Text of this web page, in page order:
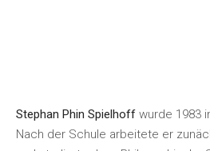
Stephan Phin Spielhoff wurde 1983
Nach der Schule arbeitete er